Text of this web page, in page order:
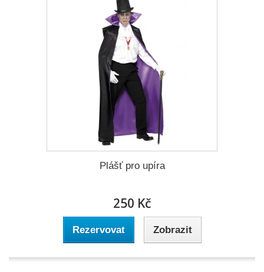
Plášť pro upíra
250 Kč
Rezervovat Zobrazit